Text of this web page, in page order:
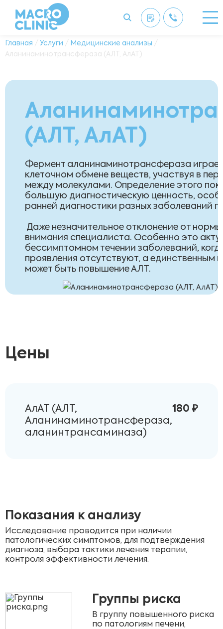
Главная / Услуги / Медицинские анализы /
Аланинаминотрансфераза (АЛТ, АлАТ)
(АЛТ, АлАТ)
Фермент аланинаминотрансфераза
клеточном обмене веществ, участвуя в
между молекулами. Определение этого
большую диагностическую ценность,
ранней диагностики разных заболеваний
Даже незначительное отклонение от
внимания специалиста. Особенно это
бессимптомном течении заболеваний,
проявления отсутствуют, а единственным
может быть повышение АЛТ.
Цены
АлАТ (АЛТ,
Аланинаминотрансфераза,
аланинтрансаминаза)
180 ₽
Показания к анализу
Исследование проводится при наличии
патологических симптомов, для подтверждения
диагноза, выбора тактики лечения терапии,
контроля эффективности лечения.
Группы риска
В группу повышенного риска
по патологиям печени,